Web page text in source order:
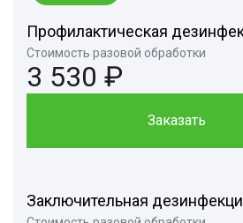
Профилактическая
Стоимость разовой обработки
3 530 ₽
Заказать
Заключительная